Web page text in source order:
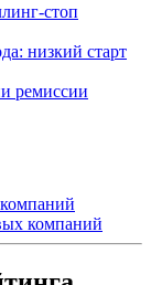
стоп
низкий старт
ремиссии
компаний